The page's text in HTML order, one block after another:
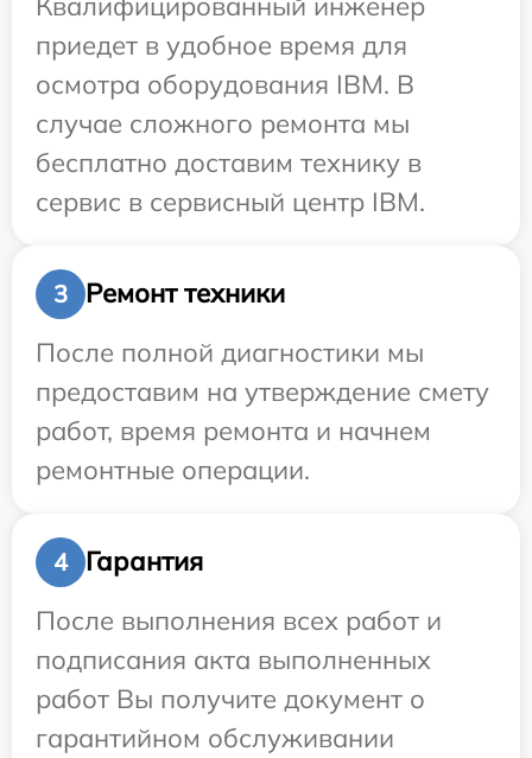
приедет в удобное время для
осмотра оборудования IBM. В
случае сложного ремонта мы
бесплатно доставим технику в
сервис в сервисный центр IBM.
3
Ремонт техники
После полной диагностики мы
предоставим на утверждение смету
работ, время ремонта и начнем
ремонтные операции.
4
Гарантия
После выполнения всех работ и
подписания акта выполненных
работ Вы получите документ о
гарантийном обслуживании